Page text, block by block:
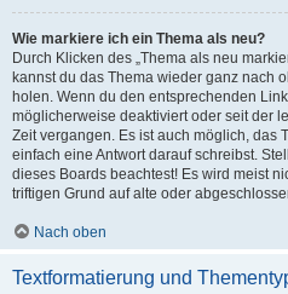
Wie markiere ich ein Thema als neu?
Durch Klicken des „Thema als neu
kannst du das Thema wieder ganz nach
holen. Wenn du den entsprechenden
möglicherweise deaktiviert oder seit der
Zeit vergangen. Es ist auch möglich, das
einfach eine Antwort darauf schreibst.
dieses Boards beachtest! Es wird meist
triftigen Grund auf alte oder
Nach oben
Textformatierung und